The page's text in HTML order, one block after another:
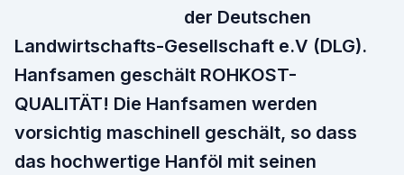
der Deutschen
Landwirtschafts-Gesellschaft e.V (DLG).
Hanfsamen geschält ROHKOST-
QUALITÄT! Die Hanfsamen werden
vorsichtig maschinell geschält, so dass
das hochwertige Hanföl mit seinen